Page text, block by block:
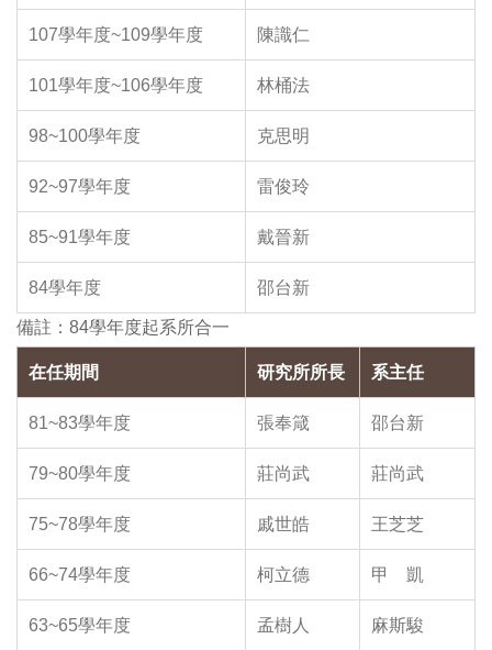
107學年度~109學年度 陳識仁
101學年度~106學年度 林桶法
98~100學年度 克思明
92~97學年度 雷俊玲
85~91學年度 戴晉新
84學年度 邵台新
備註：84學年度起系所合一
在任期間 研究所所長 系主任
81~83學年度 張奉箴 邵台新
79~80學年度 莊尚武 莊尚武
75~78學年度 戚世皓 王芝芝
66~74學年度 柯立德 甲 凱
63~65學年度 孟樹人 麻斯駿